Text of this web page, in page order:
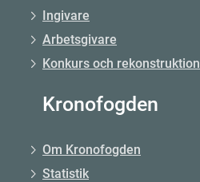
Ingivare
Arbetsgivare
Konkurs och rekonstruktion
Kronofogden
Om Kronofogden
Statistik